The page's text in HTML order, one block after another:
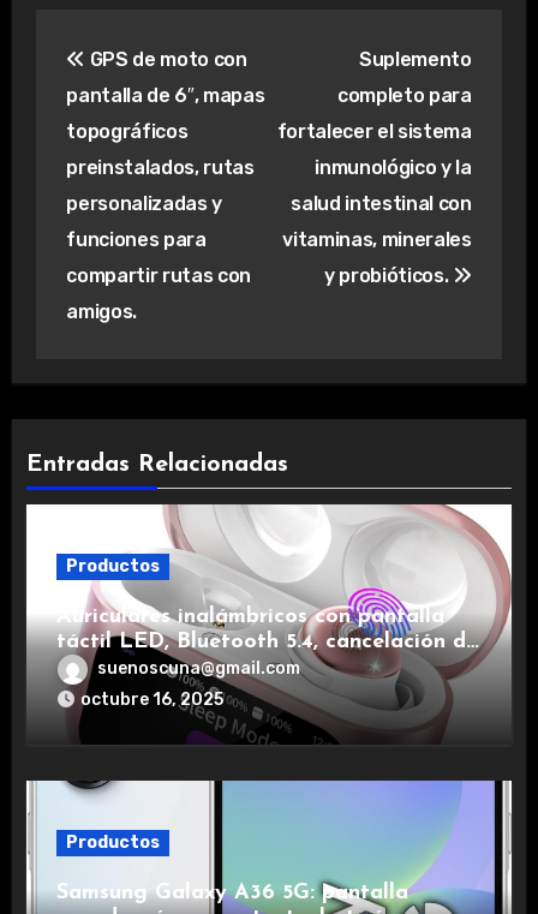
de
entradas
GPS de moto con
pantalla de 6″, mapas
topográficos
preinstalados, rutas
personalizadas y
funciones para
compartir rutas con
amigos.
Suplemento
completo para
fortalecer el sistema
inmunológico y la
salud intestinal con
vitaminas, minerales
y probióticos.
Entradas Relacionadas
Productos
Auriculares inalámbricos con pantalla
táctil LED, Bluetooth 5.4, cancelación de
ruido, impermeables y de larga duración.
suenoscuna@gmail.com
octubre 16, 2025
Productos
Samsung Galaxy A36 5G: pantalla